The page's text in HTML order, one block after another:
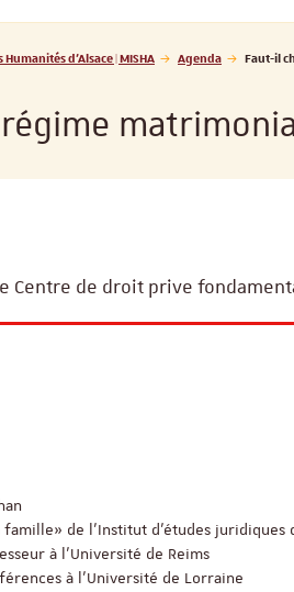
d'Alsace | MISHA Agenda Faut-il
Centre de droit prive
de l’Institut d’études
à l’Université de Reims
à l’Université de Lorraine